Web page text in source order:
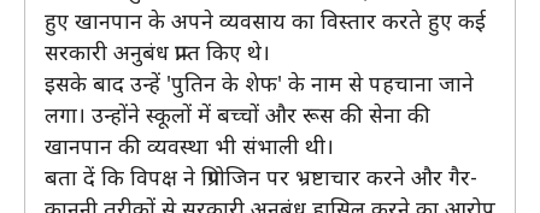
हुए खानपान के अपने व्यवसाय का विस्तार करते हुए कई
सरकारी अनुबंध प्राप्त किए थे।
इसके बाद उन्हें 'पुतिन के शेफ' के नाम से पहचाना जाने
लगा। उन्होंने स्कूलों में बच्चों और रूस की सेना की
खानपान की व्यवस्था भी संभाली थी।
बता दें कि विपक्ष ने प्रिगोजिन पर भ्रष्टाचार करने और गैर-